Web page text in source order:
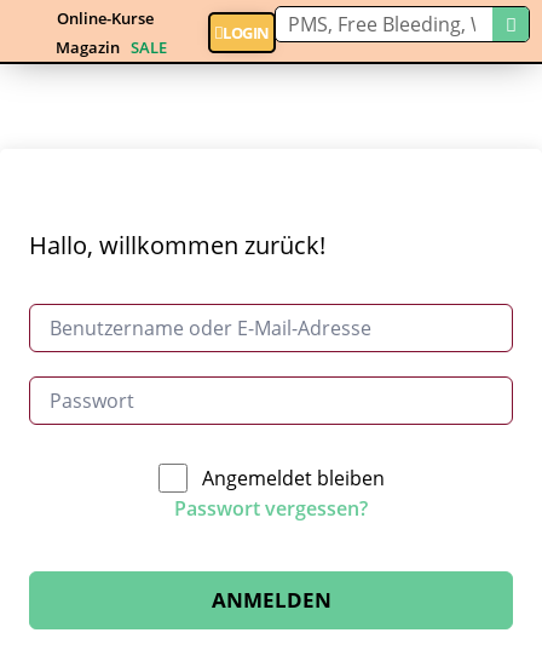
Online-Kurse
Magazin SALE
LOGIN
Hallo, willkommen zurück!
Angemeldet bleiben
Passwort vergessen?
ANMELDEN